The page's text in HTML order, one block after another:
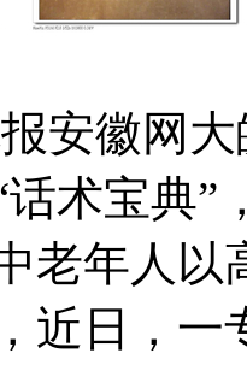
安徽网
术宝典”
老年人
近日，一